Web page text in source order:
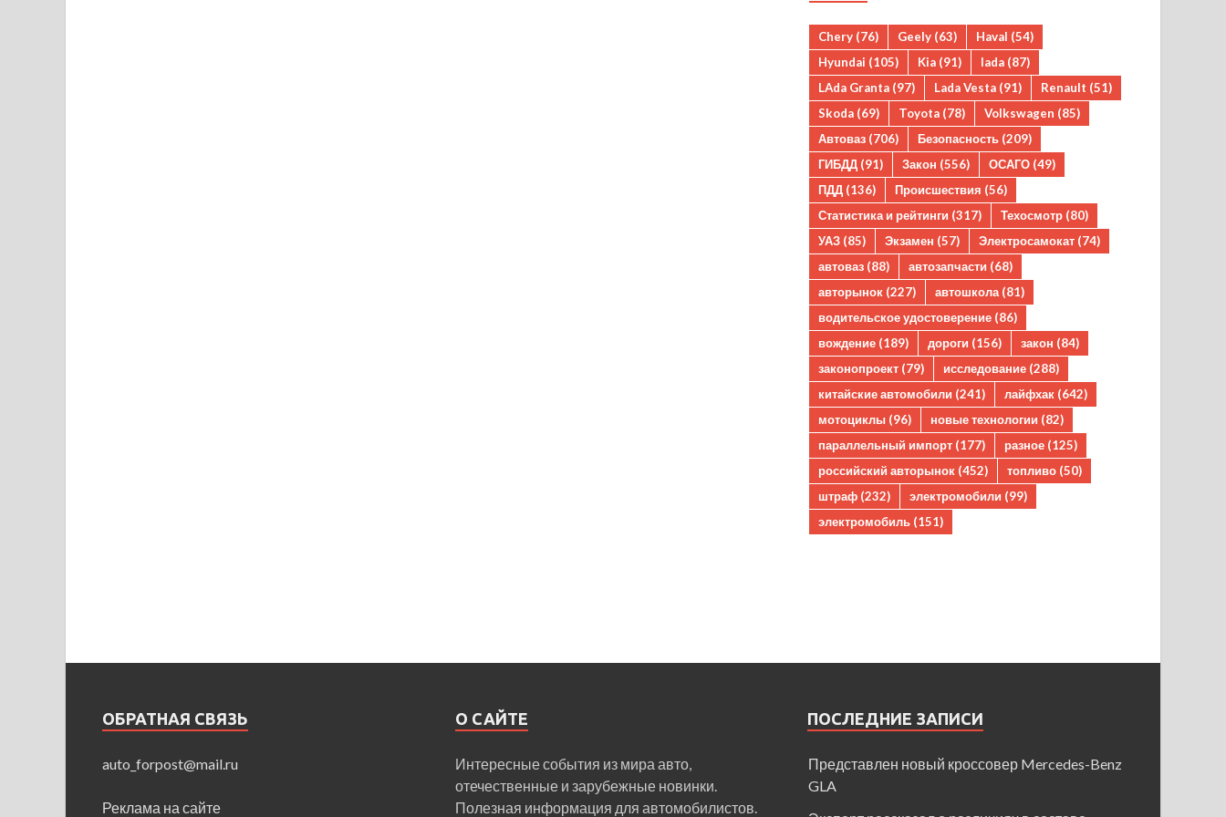
Chery (76) Geely (63) Haval (54)
Hyundai (105) Kia (91) lada (87)
LAda Granta (97) Lada Vesta (91) Renault (51)
Skoda (69) Toyota (78) Volkswagen (85)
Автоваз (706) Безопасность (209)
ГИБДД (91) Закон (556) ОСАГО (49)
ПДД (136) Происшествия (56)
Статистика и рейтинги (317) Техосмотр (80)
УАЗ (85) Экзамен (57) Электросамокат (74)
автоваз (88) автозапчасти (68)
авторынок (227) автошкола (81)
водительское удостоверение (86)
вождение (189) дороги (156) закон (84)
законопроект (79) исследование (288)
китайские автомобили (241) лайфхак (642)
мотоциклы (96) новые технологии (82)
параллельный импорт (177) разное (125)
российский авторынок (452) топливо (50)
штраф (232) электромобили (99)
электромобиль (151)
ОБРАТНАЯ СВЯЗЬ
auto_forpost@mail.ru
Реклама на сайте
О САЙТЕ
Интересные события из мира авто,
отечественные и зарубежные новинки.
Полезная информация для автомобилистов.
ПОСЛЕДНИЕ ЗАПИСИ
Представлен новый кроссовер Mercedes-Benz
GLA